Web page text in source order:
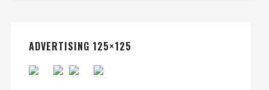
ADVERTISING 125×125